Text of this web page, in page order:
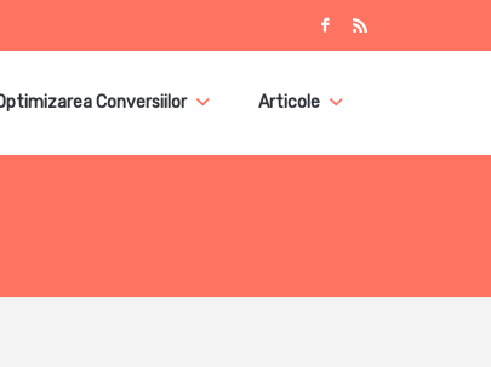
Conversiilor Articole